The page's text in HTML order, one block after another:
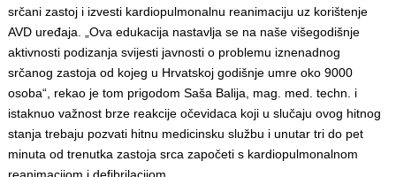
srčani zastoj i izvesti kardiopulmonalnu reanimaciju uz korištenje
AVD uređaja. „Ova edukacija nastavlja se na naše višegodišnje
aktivnosti podizanja svijesti javnosti o problemu iznenadnog
srčanog zastoja od kojeg u Hrvatskoj godišnje umre oko 9000
osoba“, rekao je tom prigodom Saša Balija, mag. med. techn. i
istaknuo važnost brze reakcije očevidaca koji u slučaju ovog hitnog
stanja trebaju pozvati hitnu medicinsku službu i unutar tri do pet
minuta od trenutka zastoja srca započeti s kardiopulmonalnom
reanimacijom i defibrilacijom.